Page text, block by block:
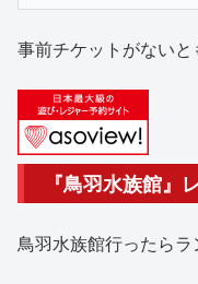
事前チケットがないと
『鳥羽水族館』
鳥羽水族館行ったらラ